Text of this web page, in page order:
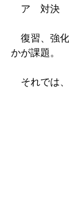
ア　対決
復習、強化
かが課題。
それでは、